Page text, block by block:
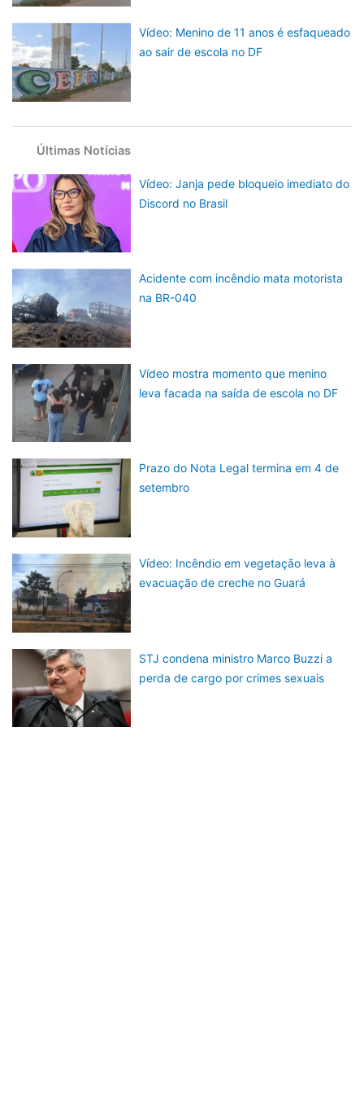
Vídeo: Menino de 11 anos é esfaqueado
ao sair de escola no DF
Últimas Notícias
Vídeo: Janja pede bloqueio imediato do
Discord no Brasil
Acidente com incêndio mata motorista
na BR-040
Vídeo mostra momento que menino
leva facada na saída de escola no DF
Prazo do Nota Legal termina em 4 de
setembro
Vídeo: Incêndio em vegetação leva à
evacuação de creche no Guará
STJ condena ministro Marco Buzzi a
perda de cargo por crimes sexuais